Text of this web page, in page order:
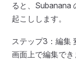
ると、Subanana
起こしします。
ステップ3：編集
画面上で編集でき